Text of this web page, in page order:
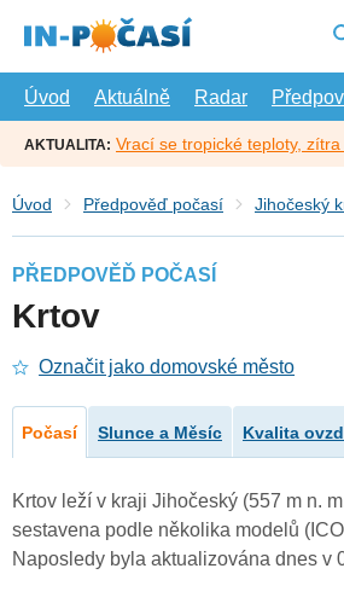
hlavní
Úvod
Aktuálně Radar
AKTUALITA: Vrací se tropické teploty, zítra
Úvod Předpověď počasí Jihočeský
PŘEDPOVĚĎ POČASÍ
Krtov
Označit jako domovské město
Počasí Slunce a Měsíc Kvalita
Krtov leží v kraji Jihočeský (557 m n.
sestavena podle několika modelů
Naposledy byla aktualizována dnes v